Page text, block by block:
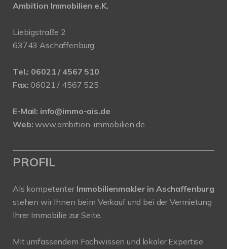
Ambition Immobilien e.K.
Liebigstraße 2
63743 Aschaffenburg
Tel.: 06021 / 4567 510
Fax: 06021 / 4567 525
E-Mail: info@immo-ais.de
Web: www.ambition-immobilien.de
PROFIL
Als kompetenter Immobilienmakler in Aschaffenburg
stehen wir Ihnen beim Verkauf und bei der Vermietung
Ihrer Immobilie zur Seite.
Mit umfassendem Fachwissen und lokaler Expertise